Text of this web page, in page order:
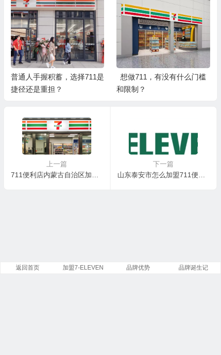
普通人手握积蓄，选择711是
捷径还是重担？
想做711，有没有什么门槛
和限制？
上一篇
下一篇
返回首页 加盟7-ELEVEN 品牌优势 品牌诞生记